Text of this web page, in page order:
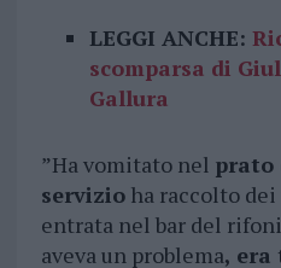
LEGGI ANCHE:
scomparsa di
Gallura
”Ha vomitato nel prato
servizioha raccolto
entrata nel bar del
aveva un problema, era